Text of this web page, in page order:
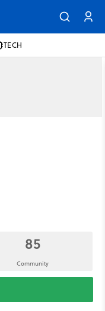
TECH
85
Community